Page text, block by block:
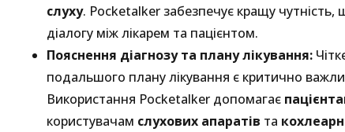
слуху. Pocketalker забезпечує кращу
діалогу між лікарем та пацієнтом.
Пояснення діагнозу та плану лікування:
подальшого плану лікування є критично
Використання Pocketalker допомагає
користувачам слухових апаратів та